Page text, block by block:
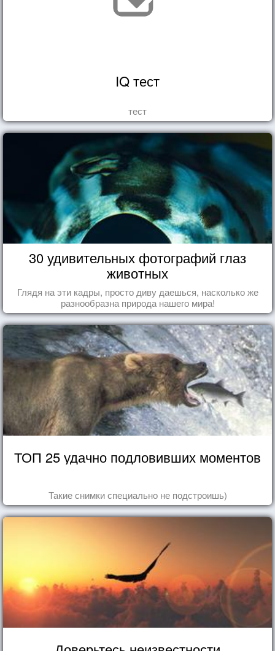
IQ тест
тест
30 удивительных фотографий глаз
животных
Глядя на эти кадры, просто диву даешься, насколько же
разнообразна природа нашего мира!
ТОП 25 удачно подловивших моментов
Такие снимки специально не подстроишь)